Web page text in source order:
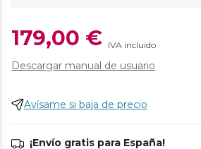
179,00 € IVA incluido
Descargar manual de usuario
Avísame si baja de precio
¡Envío gratis para España!